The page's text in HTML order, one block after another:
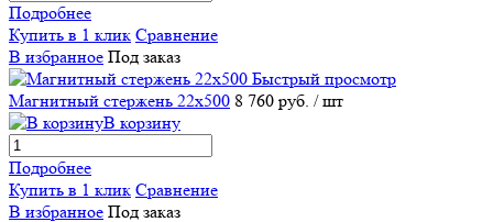
Подробнее
Купить в 1 клик Сравнение
В избранное Под заказ
Быстрый просмотр
Магнитный стержень 22х500 8 760 руб. / шт
В корзину
Подробнее
Купить в 1 клик Сравнение
В избранное Под заказ